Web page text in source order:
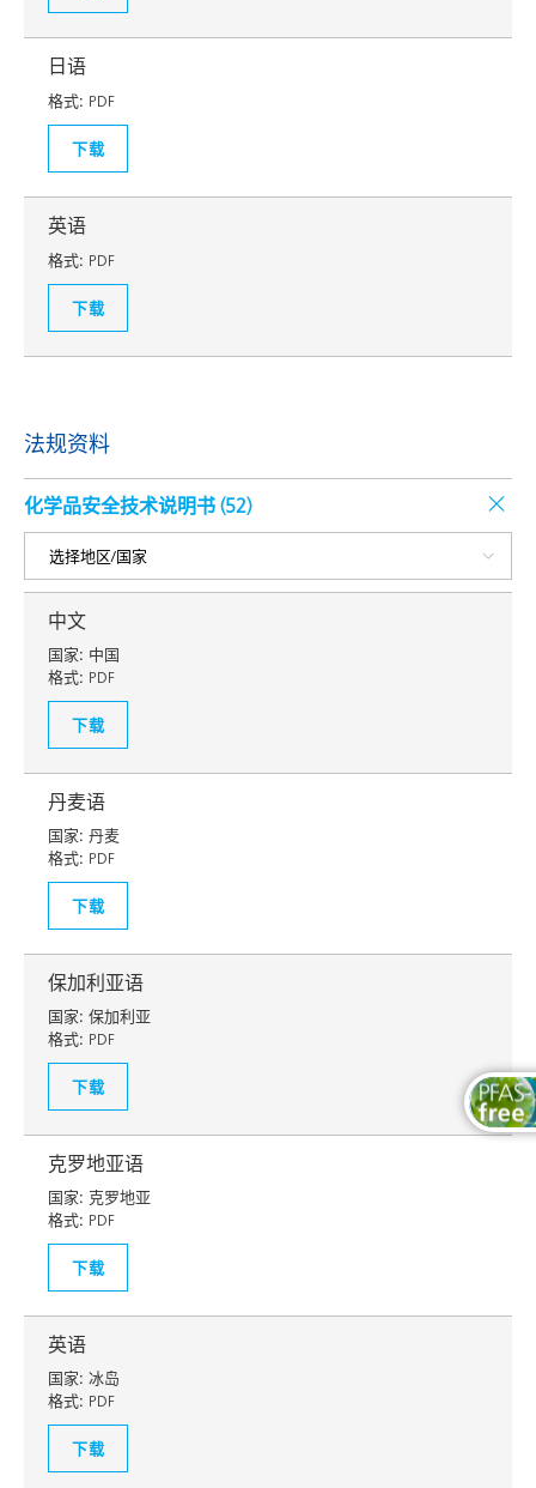
日语
格式: PDF
下载
英语
格式: PDF
下载
法规资料
化学品安全技术说明书 (52)
中文
国家: 中国
格式: PDF
下载
丹麦语
国家: 丹麦
格式: PDF
下载
保加利亚语
国家: 保加利亚
格式: PDF
下载
克罗地亚语
国家: 克罗地亚
格式: PDF
下载
英语
国家: 冰岛
格式: PDF
下载